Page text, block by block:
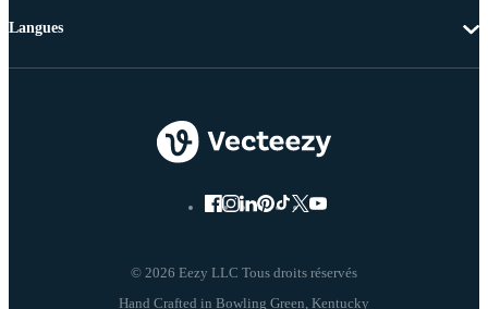
© 2026 Eezy LLC Tous droits réservés
Langues